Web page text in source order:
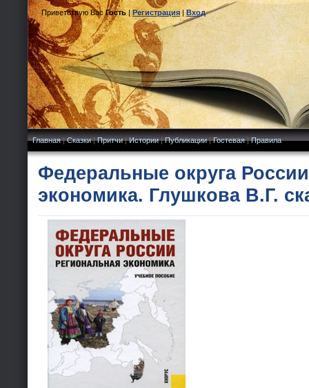
Приветствую Вас Гость|Регистрация|Вход
Главная|Сказки|Притчи|Истории|Публикации|Гостевая|Правила
Федеральные округа
экономика. Глушкова В.Г.